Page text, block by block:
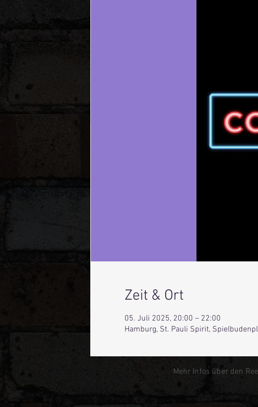
Zeit & Ort
05. Juli 2025, 20:00 – 22:00
Hamburg, St. Pauli Spirit,
Mehr Infos über den